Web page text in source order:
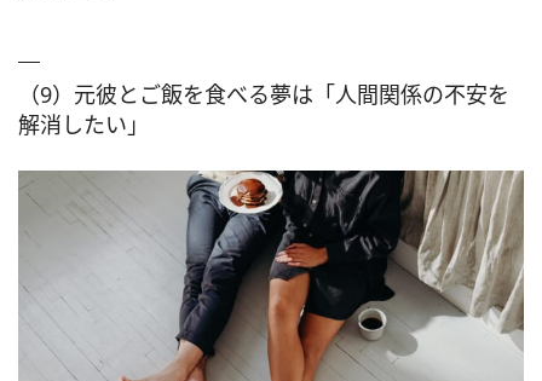
（9）元彼とご飯を食べる夢は「人間関係の不安を
解消したい」